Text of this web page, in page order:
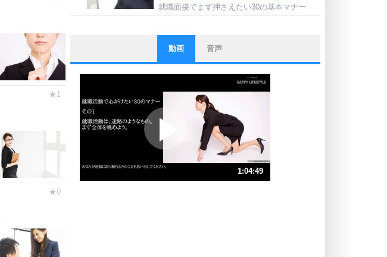
就職面接でまず押さえたい30の基本マナー
1
ストレス対策
他人と比べない。
いっそのこと、他人を見ない。
ポジティブになれない原因は、行動
しないから。
ポジティブ思考になる30の方法
3
ストレス対策
動画 音声
1:04:49